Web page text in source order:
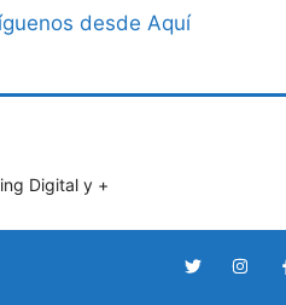
desde Aquí
Digital y +